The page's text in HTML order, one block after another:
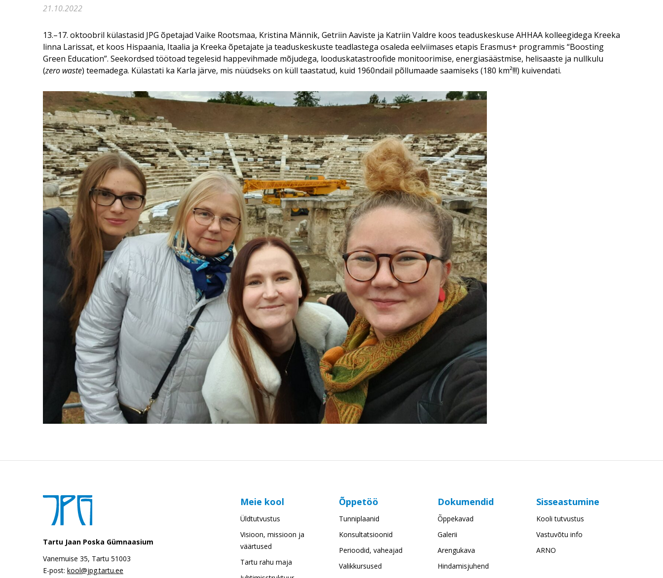
21.10.2022
13.–17. oktoobril külastasid JPG õpetajad Vaike Rootsmaa, Kristina Männik, Getriin Aaviste ja Katriin Valdre koos teaduskeskuse AHHAA kolleegidega Kreeka
linna Larissat, et koos Hispaania, Itaalia ja Kreeka õpetajate ja teaduskeskuste teadlastega osaleda eelviimases etapis Erasmus+ programmis “Boosting
Green Education”. Seekordsed töötoad tegelesid happevihmade mõjudega, looduskatastroofide monitoorimise, energiasäästmise, helisaaste ja nullkulu
(zero waste) teemadega. Külastati ka Karla järve, mis nüüdseks on küll taastatud, kuid 1960ndail põllumaade saamiseks (180 km²!!!) kuivendati.
Tartu Jaan Poska Gümnaasium
Vanemuise 35, Tartu 51003
E-post: kool@jpg.tartu.ee
Meie kool
Üldtutvustus
Visioon, missioon ja
väärtused
Tartu rahu maja
Õppetöö
Tunniplaanid
Konsultatsioonid
Perioodid, vaheajad
Valikkursused
Dokumendid
Õppekavad
Galerii
Arengukava
Hindamisjuhend
Sisseastumine
Kooli tutvustus
Vastuvõtu info
ARNO